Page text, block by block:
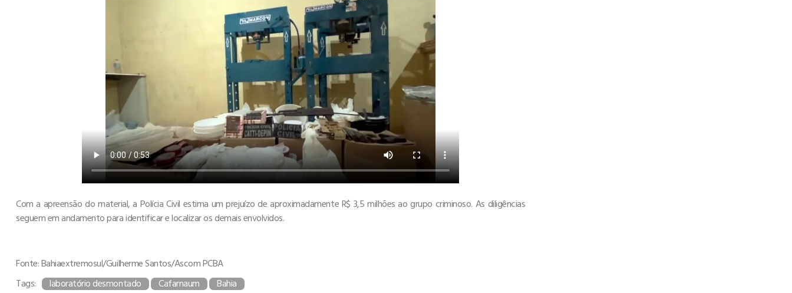
Com a apreensão do material, a Polícia Civil estima um prejuízo de aproximadamente R$ 3,5 milhões ao grupo criminoso. As diligências
seguem em andamento para identificar e localizar os demais envolvidos.
Fonte: Bahiaextremosul/Guilherme Santos/Ascom PCBA
Tags:
laboratório desmontado Cafarnaum Bahia